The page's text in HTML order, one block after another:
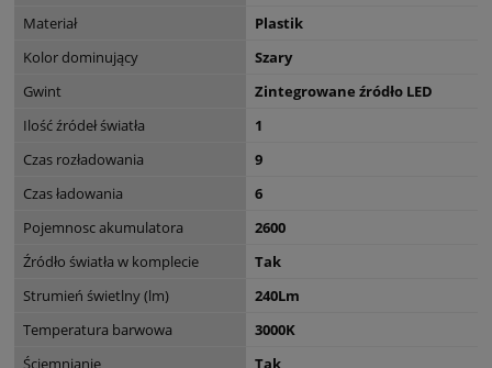
Materiał
Plastik
Kolor dominujący
Szary
Gwint
Zintegrowane źródło LED
Ilość źródeł światła
1
Czas rozładowania
9
Czas ładowania
6
Pojemnosc akumulatora
2600
Źródło światła w komplecie
Tak
Strumień świetlny (lm)
240Lm
Temperatura barwowa
3000K
Ściemnianie
Tak